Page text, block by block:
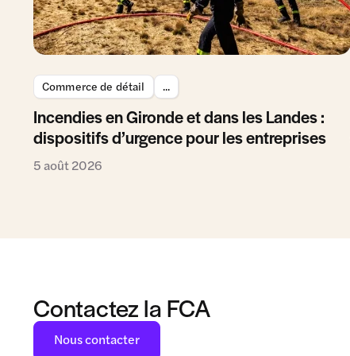
Commerce de détail ...
Incendies en Gironde et dans les Landes :
dispositifs d’urgence pour les entreprises
5 août 2026
Contactez la FCA
Nous contacter